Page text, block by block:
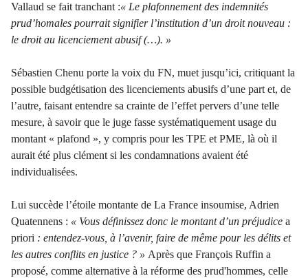
Vallaud se fait tranchant :« Le plafonnement des indemnités
prud’homales pourrait signifier l’institution d’un droit nouveau :
le droit au licenciement abusif (…). »
Sébastien Chenu porte la voix du FN, muet jusqu’ici, critiquant la
possible budgétisation des licenciements abusifs d’une part et, de
l’autre, faisant entendre sa crainte de l’effet pervers d’une telle
mesure, à savoir que le juge fasse systématiquement usage du
montant « plafond », y compris pour les TPE et PME, là où il
aurait été plus clément si les condamnations avaient été
individualisées.
Lui succède l’étoile montante de La France insoumise, Adrien
Quatennens : « Vous définissez donc le montant d’un préjudice a
priori : entendez-vous, à l’avenir, faire de même pour les délits et
les autres conflits en justice ? » Après que François Ruffin a
proposé, comme alternative à la réforme des prud'hommes, celle